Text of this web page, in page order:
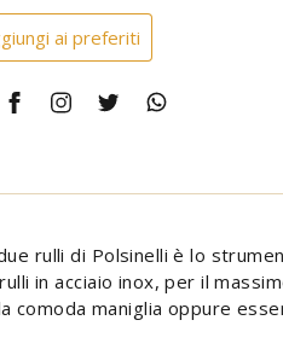
ai preferiti
rulli di Polsinelli è lo
in acciaio inox, per il
comoda maniglia oppure